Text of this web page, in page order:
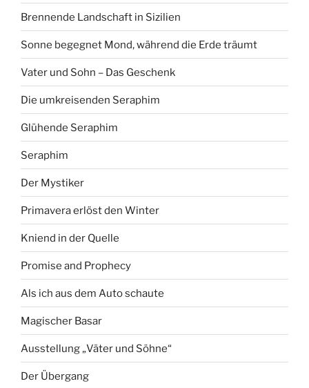
Brennende Landschaft in Sizilien
Sonne begegnet Mond, während die Erde träumt
Vater und Sohn – Das Geschenk
Die umkreisenden Seraphim
Glühende Seraphim
Seraphim
Der Mystiker
Primavera erlöst den Winter
Kniend in der Quelle
Promise and Prophecy
Als ich aus dem Auto schaute
Magischer Basar
Ausstellung „Väter und Söhne“
Der Übergang